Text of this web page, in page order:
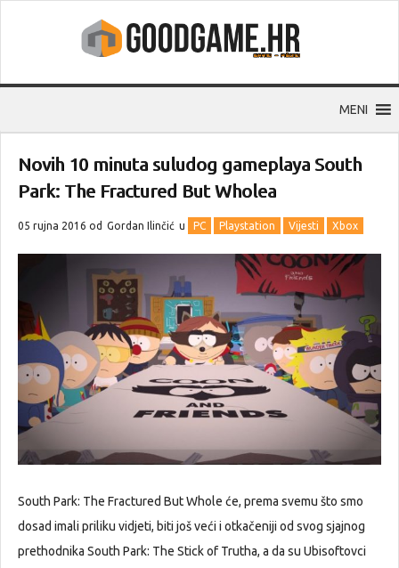
MENI
Novih 10 minuta suludog gameplaya South
Park: The Fractured But Wholea
05 rujna 2016 od Gordan Ilinčić u PC Playstation Vijesti Xbox
South Park: The Fractured But Whole će, prema svemu što smo
dosad imali priliku vidjeti, biti još veći i otkačeniji od svog sjajnog
prethodnika South Park: The Stick of Trutha, a da su Ubisoftovci